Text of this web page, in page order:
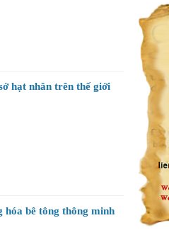
hạt nhân trên thế giới
bê tông thông minh